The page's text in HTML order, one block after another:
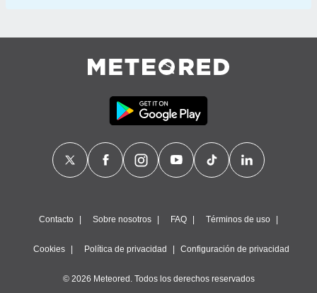
Contacto Sobre nosotros FAQ Términos de uso
Cookies Política de privacidad Configuración de privacidad
© 2026 Meteored. Todos los derechos reservados